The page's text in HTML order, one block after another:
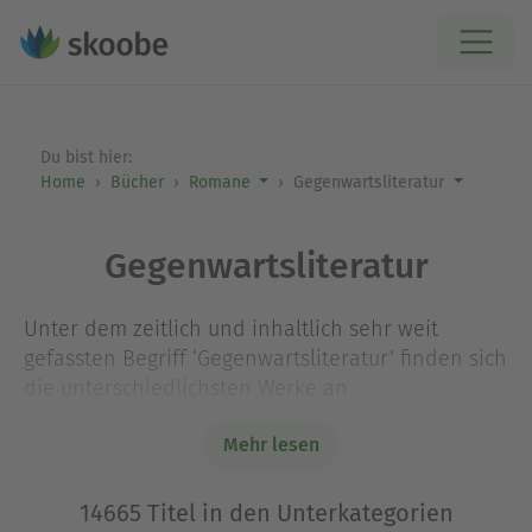
Du bist hier:
Home
Bücher Romane Gegenwartsliteratur
Gegenwartsliteratur
Unter dem zeitlich und inhaltlich sehr weit
gefassten Begriff ‘Gegenwartsliteratur’ finden sich
noch unter genauer definierte Bereiche fallen.
Familien zu tun hat, fällt unter
Mehr lesen
14665 Titel in den Unterkategorien